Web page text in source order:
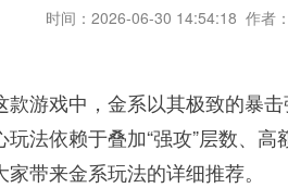
时间：2026-06-30 14:54:18 作者
款游戏中，金系以其极致的暴
法依赖于叠加“强攻”层数、
家带来金系玩法的详细推荐。